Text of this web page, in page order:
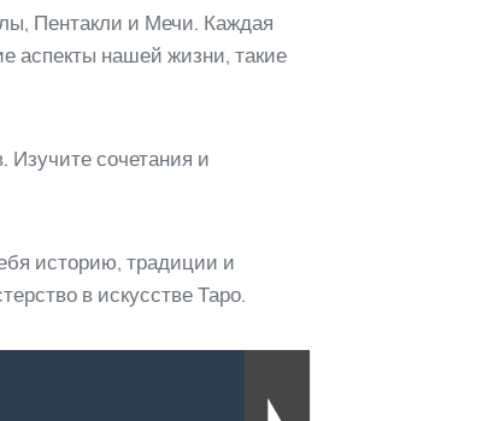
Пентакли и Мечи. Каждая
аспекты нашей жизни, такие
сочетания и
историю, традиции и
в искусстве Таро.